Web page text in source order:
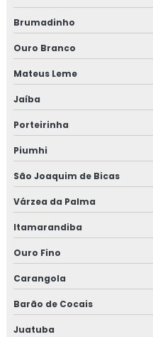
Proteção passiva
Proteção passiva contra
Proteção passiva contra
Proteção passiva de cabos
Proteção passiva estrutura
Proteção passiva para
Proteção passiva pfp
Revestimento fibra cerâmica
Revestimento térmico
Revestimento térmico
Revestimento térmico
Brumadinho
Ouro Branco
Mateus Leme
Jaíba
Porteirinha
Piumhi
São Joaquim de Bicas
Várzea da Palma
Itamarandiba
Ouro Fino
Carangola
Barão de Cocais
Juatuba